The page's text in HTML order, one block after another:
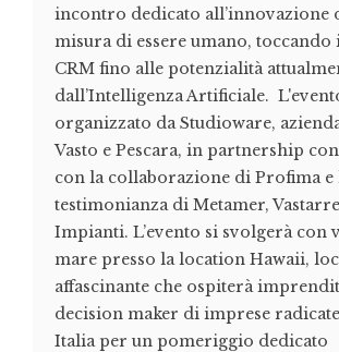
incontro dedicato all’innovazione
misura di essere umano, toccando
CRM fino alle potenzialità
dall’Intelligenza Artificiale.
organizzato da Studioware,
Vasto e Pescara, in partnership
con la collaborazione di Profima e
testimonianza di Metamer,
Impianti. L’evento si svolgerà con
mare presso la location Hawaii,
affascinante che ospiterà
decision maker di imprese
Italia per un pomeriggio dedicato